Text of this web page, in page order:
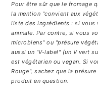
Pour être sûr que le fromage
la mention "convient aux
liste des ingrédients : si vous
animale. Par contre, si vous
microbiens" ou "présure
aussi un "V-label" (un V vert
est végétarien ou vegan. Si
Rouge", sachez que la
produit en question.